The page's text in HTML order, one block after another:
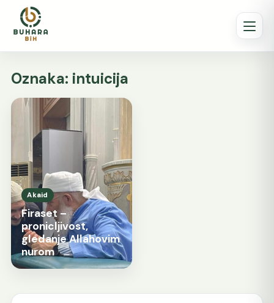
Oznaka: intuicija
Akaid
Firaset –
pronicljivost,
gledanje Allahovim
nurom